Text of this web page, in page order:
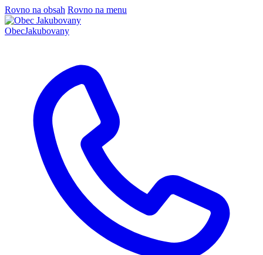
Rovno na obsah Rovno na menu
ObecJakubovany